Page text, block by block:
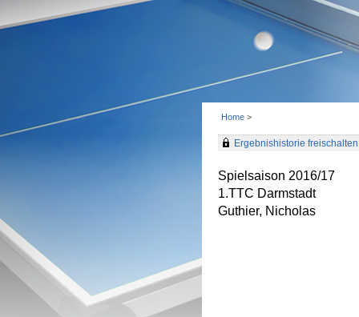
Home >
Ergebnishistorie freischalten
Spielsaison 2016/17
1.TTC Darmstadt
Guthier, Nicholas